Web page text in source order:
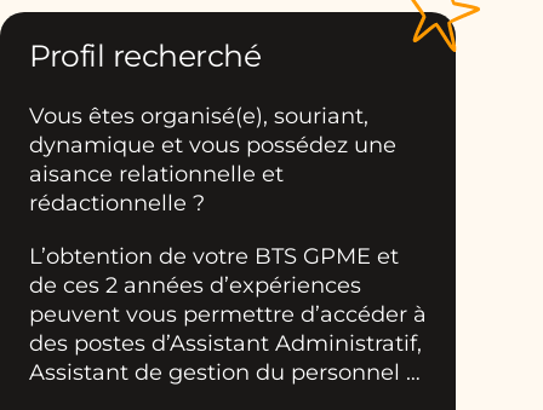
Profil recherché
Vous êtes organisé(e), souriant,
dynamique et vous possédez une
aisance relationnelle et
rédactionnelle ?
L’obtention de votre BTS GPME et
de ces 2 années d’expériences
peuvent vous permettre d’accéder à
des postes d’Assistant Administratif,
Assistant de gestion du personnel …